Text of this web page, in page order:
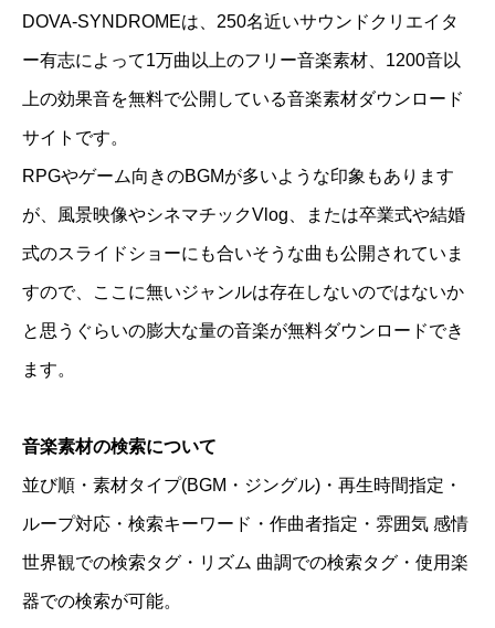
DOVA-SYNDROMEは、250名近いサウンドクリエイタ
ー有志によって1万曲以上のフリー音楽素材、1200音以
上の効果音を無料で公開している音楽素材ダウンロード
サイトです。
RPGやゲーム向きのBGMが多いような印象もあります
が、風景映像やシネマチックVlog、または卒業式や結婚
式のスライドショーにも合いそうな曲も公開されていま
すので、ここに無いジャンルは存在しないのではないか
と思うぐらいの膨大な量の音楽が無料ダウンロードでき
ます。
音楽素材の検索について
並び順・素材タイプ(BGM・ジングル)・再生時間指定・
ループ対応・検索キーワード・作曲者指定・雰囲気 感情
世界観での検索タグ・リズム 曲調での検索タグ・使用楽
器での検索が可能。